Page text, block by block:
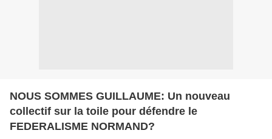
NOUS SOMMES GUILLAUME: Un nouveau
collectif sur la toile pour défendre le
FEDERALISME NORMAND?